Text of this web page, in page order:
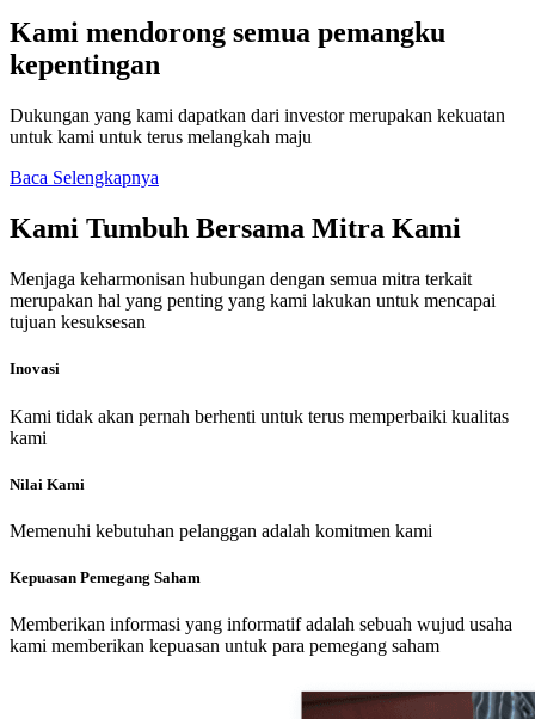
Kami mendorong semua pemangku
kepentingan
Dukungan yang kami dapatkan dari investor merupakan kekuatan
untuk kami untuk terus melangkah maju
Baca Selengkapnya
Kami Tumbuh Bersama Mitra Kami
Menjaga keharmonisan hubungan dengan semua mitra terkait
merupakan hal yang penting yang kami lakukan untuk mencapai
tujuan kesuksesan
Inovasi
Kami tidak akan pernah berhenti untuk terus memperbaiki kualitas
kami
Nilai Kami
Memenuhi kebutuhan pelanggan adalah komitmen kami
Kepuasan Pemegang Saham
Memberikan informasi yang informatif adalah sebuah wujud usaha
kami memberikan kepuasan untuk para pemegang saham